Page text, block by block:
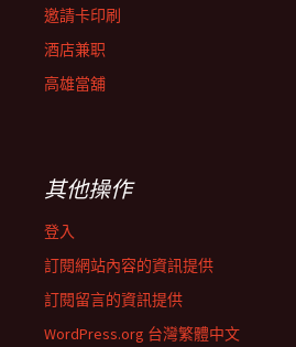
邀請卡印刷
酒店兼职
高雄當舖
其他操作
登入
訂閱網站內容的資訊提供
訂閱留言的資訊提供
WordPress.org 台灣繁體中文